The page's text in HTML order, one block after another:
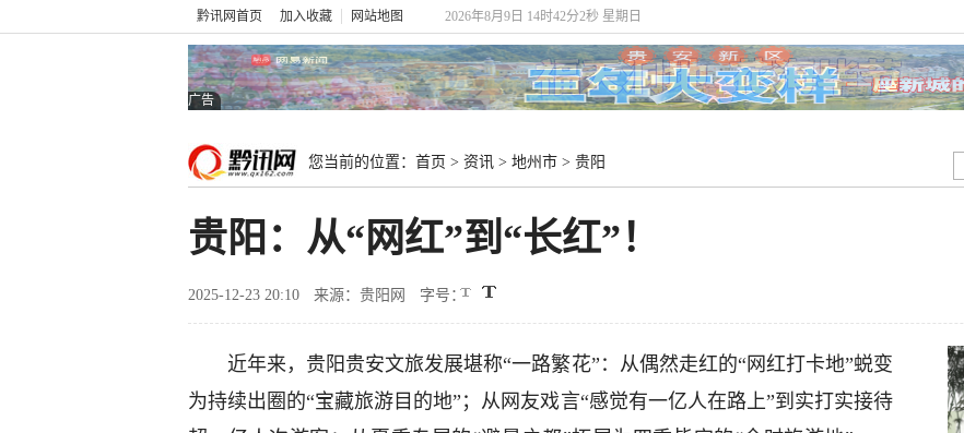
黔讯网首页 加入收藏 网站地图 2026年8月9日 14时42分3秒 星期日
广告
您当前的位置： 首页 > 资讯 > 地州市 > 贵阳
贵阳：从“网红”到“长红”！
2025-12-23 20:10 来源：贵阳网 字号：
近年来，贵阳贵安文旅发展堪称“一路繁花”：从偶然走红的“网红打卡地”蜕变
为持续出圈的“宝藏旅游目的地”；从网友戏言“感觉有一亿人在路上”到实打实接待